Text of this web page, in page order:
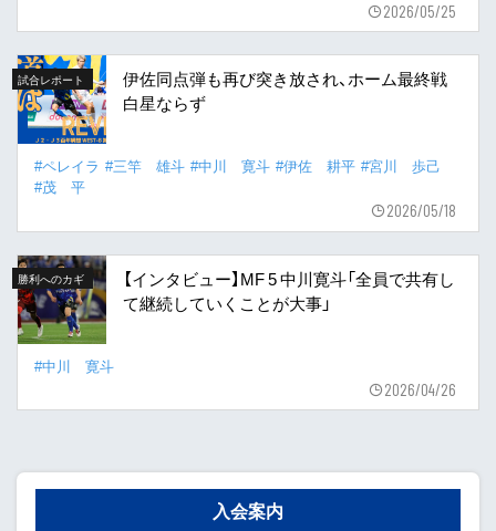
2026/05/25
試合レポート
伊佐同点弾も再び突き放され、ホーム最終戦
白星ならず
#ペレイラ #三竿 雄斗 #中川 寛斗 #伊佐 耕平 #宮川 歩己
#茂 平
2026/05/18
勝利へのカギ
【インタビュー】MF 5 中川寛斗「全員で共有し
て継続していくことが大事」
#中川 寛斗
2026/04/26
入会案内